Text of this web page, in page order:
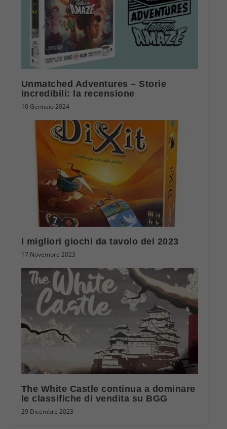
Unmatched Adventures – Storie
Incredibili: la recensione
10 Gennaio 2024
I migliori giochi da tavolo del 2023
17 Novembre 2023
The White Castle continua a dominare
le classifiche di vendita su BGG
29 Dicembre 2023